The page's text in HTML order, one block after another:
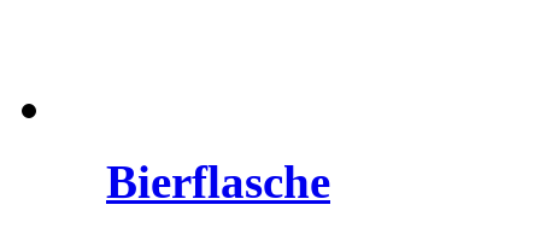
Bierflasche